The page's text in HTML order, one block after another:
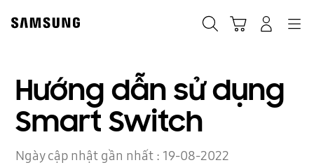
content
Hướng dẫn sử dụng
Smart Switch
Ngày cập nhật gần nhất : 19-08-2022